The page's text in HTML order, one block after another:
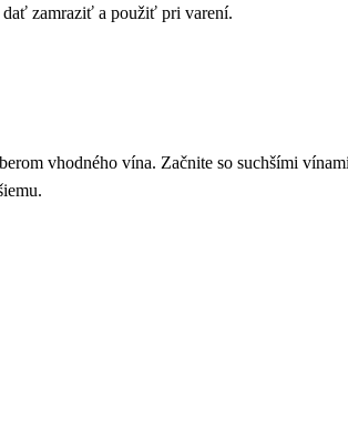
zamraziť a použiť pri varení.
vhodného vína. Začnite so suchšími